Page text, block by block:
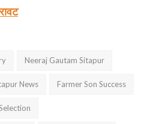
Neeraj Gautam Sitapur
News Farmer Son Success